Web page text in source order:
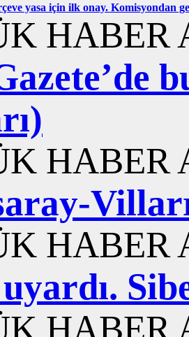
yasa için ilk onay. Komisyondan
HABER
HABER
HABER
HABER